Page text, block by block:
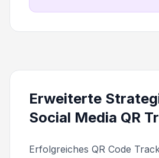
Erweiterte
Social Media QR
Erfolgreiches QR Code